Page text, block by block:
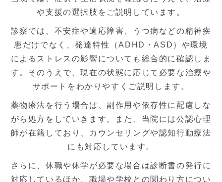
や支援の選択肢をご説明しています。
診察では、不安症や適応障害、うつ病などの精神疾
患だけでなく、発達特性（ADHD・ASD）や環境
によるストレスの影響についても総合的に確認しま
す。そのうえで、現在の状態に応じて必要な治療や
サポートをわかりやすくご説明します。
薬物療法を行う場合は、副作用や依存性に配慮しな
がら処方をしていきます。また、当院には公認心理
師が在籍しており、カウンセリングや認知行動療法
にも対応しています。
さらに、休職や休学が必要な場合は診断書の発行に
対応しているほか、職場や学校との関わり方につい